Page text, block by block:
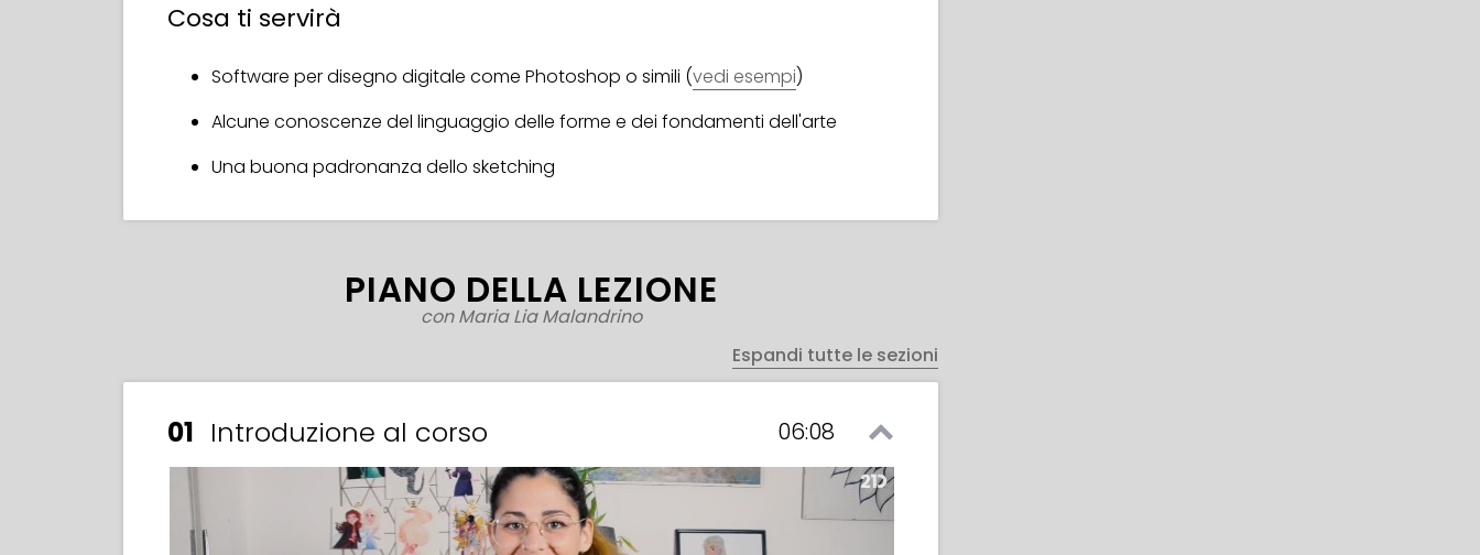
Cosa ti servirà
Software per disegno digitale come Photoshop o simili (vedi esempi)
Alcune conoscenze del linguaggio delle forme e dei fondamenti dell'arte
Una buona padronanza dello sketching
PIANO DELLA LEZIONE
con Maria Lia Malandrino
Espandi tutte le sezioni
01 Introduzione al corso 06:08